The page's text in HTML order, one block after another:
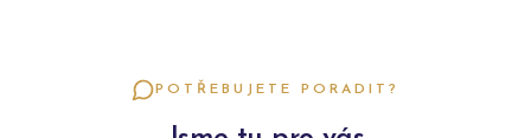
POTŘEBUJETE PORADIT?